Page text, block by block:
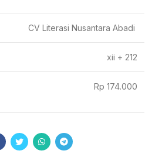
CV Literasi Nusantara Abadi
xii + 212
Rp 174.000